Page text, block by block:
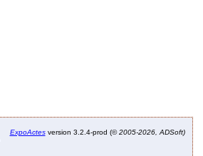
ExpoActesversion 3.2.4-prod (©2005-2026, ADSoft)